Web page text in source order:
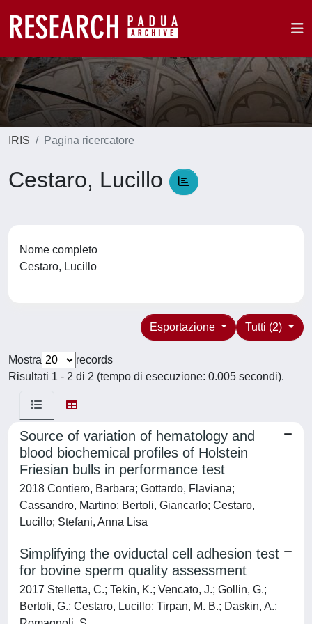
IRIS Pagina ricercatore
Cestaro, Lucillo
Nome completo
Cestaro, Lucillo
Tutti (2)
Esportazione
Mostra
records
Risultati 1 - 2 di 2 (tempo di esecuzione: 0.005 secondi).
Source of variation of hematology and
blood biochemical profiles of Holstein
Friesian bulls in performance test
2018 Contiero, Barbara; Gottardo, Flaviana;
Cassandro, Martino; Bertoli, Giancarlo; Cestaro,
Lucillo; Stefani, Anna Lisa
Simplifying the oviductal cell adhesion test
for bovine sperm quality assessment
2017 Stelletta, C.; Tekin, K.; Vencato, J.; Gollin, G.;
Bertoli, G.; Cestaro, Lucillo; Tirpan, M. B.; Daskin, A.;